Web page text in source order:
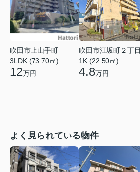
吹田市上山手町
3LDK (73.70㎡)
12万円
吹田市江坂町２丁目
1K (22.50㎡)
4.8万円
よく見られている物件